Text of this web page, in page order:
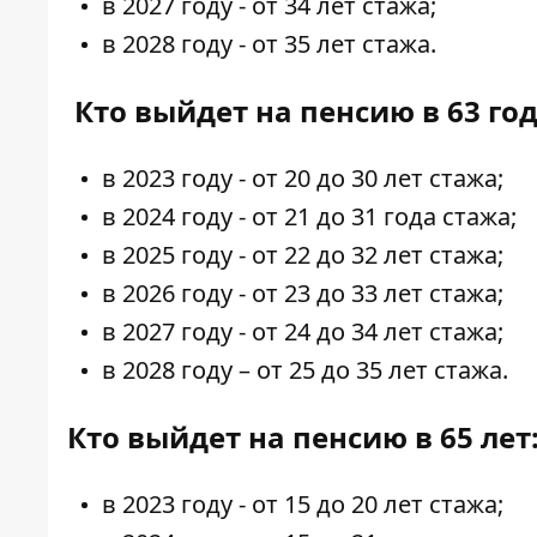
в 2028 году - от 35 лет стажа.
Кто выйдет на пенсию в 63
в 2023 году - от 20 до 30 лет стажа;
в 2024 году - от 21 до 31 года стажа;
в 2025 году - от 22 до 32 лет стажа;
в 2026 году - от 23 до 33 лет стажа;
в 2027 году - от 24 до 34 лет стажа;
в 2028 году – от 25 до 35 лет стажа.
Кто выйдет на пенсию в 65
в 2023 году - от 15 до 20 лет стажа;